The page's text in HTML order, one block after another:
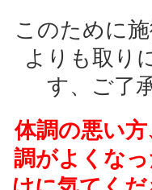
このために
よりも取り
す、ご了
体調の悪い
調がよくな